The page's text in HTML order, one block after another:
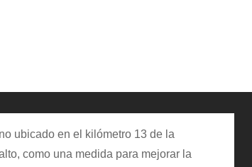
ubicado en el kilómetro 13 de la
como una medida para mejorar la